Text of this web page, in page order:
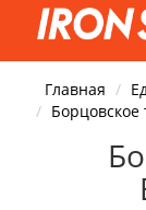
Главная
Борцовское